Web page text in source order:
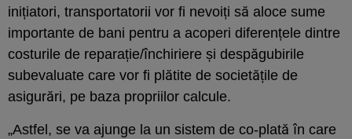
inițiatori, transportatorii vor fi nevoiți să aloce sume
importante de bani pentru a acoperi diferențele dintre
costurile de reparație/închiriere și despăgubirile
subevaluate care vor fi plătite de societățile de
asigurări, pe baza propriilor calcule.
„Astfel, se va ajunge la un sistem de co-plată în care